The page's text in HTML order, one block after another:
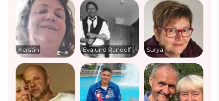
Kerstin Eva und Randolf Surya